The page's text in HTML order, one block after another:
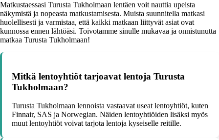
Matkustaessasi Turusta Tukholmaan lentäen voit nauttia upeista
näkymistä ja nopeasta matkustamisesta. Muista suunnitella matkasi
huolellisesti ja varmistaa, että kaikki matkaan liittyvät asiat ovat
kunnossa ennen lähtöäsi. Toivotamme sinulle mukavaa ja onnistunutta
matkaa Turusta Tukholmaan!
Mitkä lentoyhtiöt tarjoavat lentoja Turusta
Tukholmaan?
Turusta Tukholmaan lennoista vastaavat useat lentoyhtiöt, kuten
Finnair, SAS ja Norwegian. Näiden lentoyhtiöiden lisäksi myös
muut lentoyhtiöt voivat tarjota lentoja kyseiselle reitille.